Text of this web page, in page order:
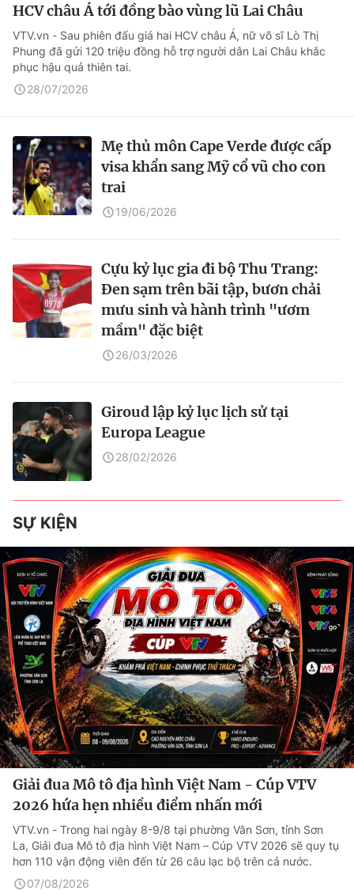
HCV châu Á tới đồng bào vùng lũ Lai Châu
VTV.vn - Sau phiên đấu giá hai HCV châu Á, nữ võ sĩ Lò Thị
Phung đã gửi 120 triệu đồng hỗ trợ người dân Lai Châu khắc
phục hậu quả thiên tai.
28/07/2026
Mẹ thủ môn Cape Verde được cấp
visa khẩn sang Mỹ cổ vũ cho con
trai
19/06/2026
Cựu kỷ lục gia đi bộ Thu Trang:
Đen sạm trên bãi tập, bươn chải
mưu sinh và hành trình "ươm
mầm" đặc biệt
26/03/2026
Giroud lập kỷ lục lịch sử tại
Europa League
28/02/2026
SỰ KIỆN
Giải đua Mô tô địa hình Việt Nam - Cúp VTV
2026 hứa hẹn nhiều điểm nhấn mới
VTV.vn - Trong hai ngày 8-9/8 tại phường Vân Sơn, tỉnh Sơn
La, Giải đua Mô tô địa hình Việt Nam – Cúp VTV 2026 sẽ quy tụ
hơn 110 vận động viên đến từ 26 câu lạc bộ trên cả nước.
07/08/2026